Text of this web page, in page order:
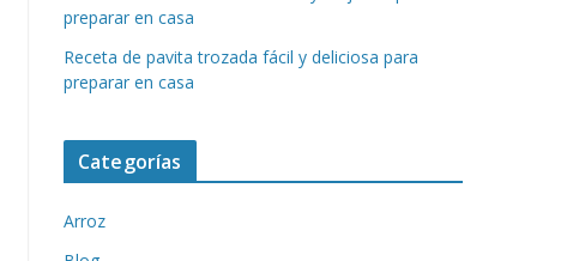
preparar en casa
Receta de pavita trozada fácil y deliciosa para
preparar en casa
Categorías
Arroz